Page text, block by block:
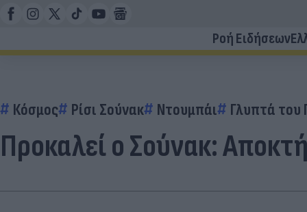
Ροή Ειδήσεων
Κόσμος Ρίσι Σούνακ Ντουμπάι Γλυπτά του
Προκαλεί ο Σούνακ: